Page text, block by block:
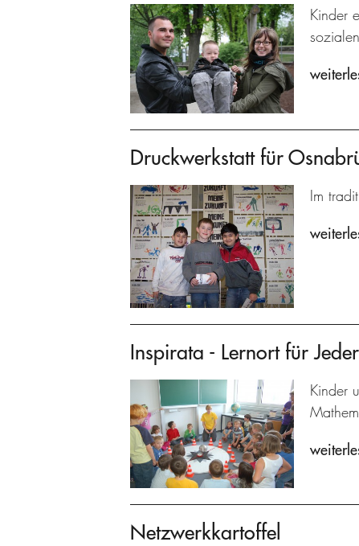
Kinder
Druckwerkstatt für
Im
Inspirata - Lernort für
Kinder
Netzwerkkartoffel